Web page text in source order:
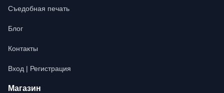
Съедобная печать
Блог
Контакты
Вход | Регистрация
Магазин